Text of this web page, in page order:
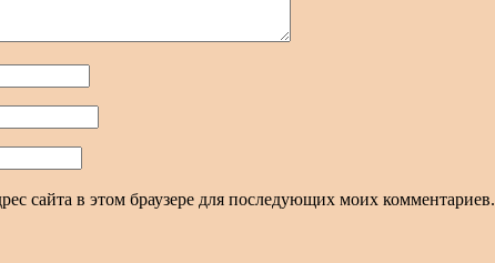
сайта в этом браузере для последующих моих комментариев.